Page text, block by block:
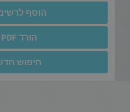
הוסף
הורד PDF
חיפוש